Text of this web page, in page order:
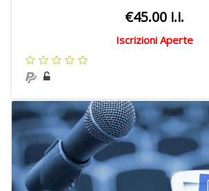
€45.00 i.i.
Iscrizioni Aperte